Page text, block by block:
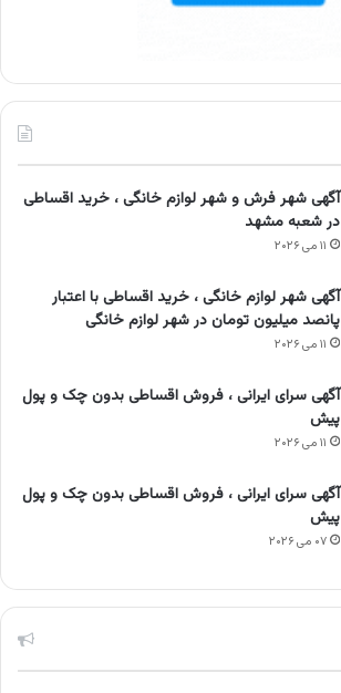
آگهی شهر فرش و شهر لوازم خانگی ، خرید اقساطی
در شعبه مشهد
۱۱ می ۲۰۲۶
آگهی شهر لوازم خانگی ، خرید اقساطی با اعتبار
پانصد میلیون تومان در شهر لوازم خانگی
۱۱ می ۲۰۲۶
آگهی سرای ایرانی ، فروش اقساطی بدون چک و پول
پیش
۱۱ می ۲۰۲۶
آگهی سرای ایرانی ، فروش اقساطی بدون چک و پول
پیش
۰۷ می ۲۰۲۶